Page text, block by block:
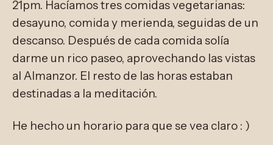
21pm. Hacíamos tres comidas vegetarianas:
desayuno, comida y merienda, seguidas de un
descanso. Después de cada comida solía
darme un rico paseo, aprovechando las vistas
al Almanzor. El resto de las horas estaban
destinadas a la meditación.
He hecho un horario para que se vea claro : )